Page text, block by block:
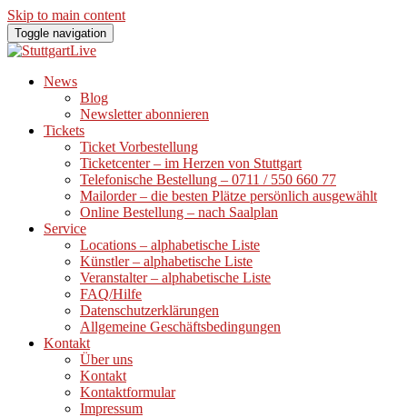
Skip to main content
Toggle navigation
News
Blog
Newsletter abonnieren
Tickets
Ticket Vorbestellung
Ticketcenter – im Herzen von Stuttgart
Telefonische Bestellung – 0711 / 550 660 77
Mailorder – die besten Plätze persönlich ausgewählt
Online Bestellung – nach Saalplan
Service
Locations – alphabetische Liste
Künstler – alphabetische Liste
Veranstalter – alphabetische Liste
FAQ/Hilfe
Datenschutzerklärungen
Allgemeine Geschäftsbedingungen
Kontakt
Über uns
Kontakt
Kontaktformular
Impressum